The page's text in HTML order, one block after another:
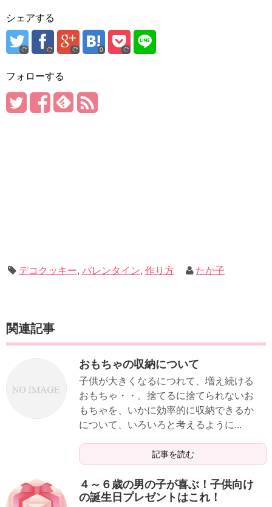
シェアする
0
フォローする
デコクッキー, バレンタイン, 作り方 たか子
関連記事
おもちゃの収納について
子供が大きくなるにつれて、増え続ける
おもちゃ・・。捨てるに捨てられないお
もちゃを、いかに効率的に収納できるか
について、いろいろと考えるように...
記事を読む
４～６歳の男の子が喜ぶ！子供向け
の誕生日プレゼントはこれ！